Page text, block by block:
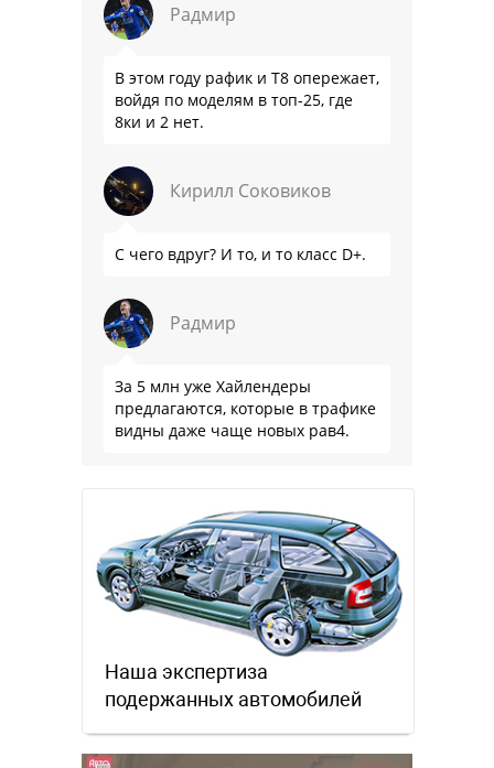
Радмир
В этом году рафик и Т8 опережает,
войдя по моделям в топ-25, где
8ки и 2 нет.
Кирилл Соковиков
С чего вдруг? И то, и то класс D+.
Радмир
За 5 млн уже Хайлендеры
предлагаются, которые в трафике
видны даже чаще новых рав4.
Наша экспертиза
подержанных автомобилей